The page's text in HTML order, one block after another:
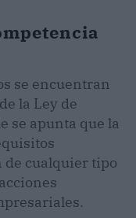
se encuentran
la Ley de
se apunta que la
cualquier tipo